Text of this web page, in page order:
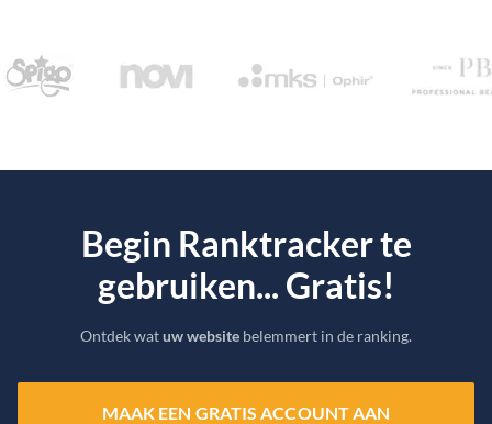
Begin Ranktracker te
gebruiken... Gratis!
Ontdek watuw website belemmert in de ranking.
MAAK EEN GRATIS ACCOUNT AAN